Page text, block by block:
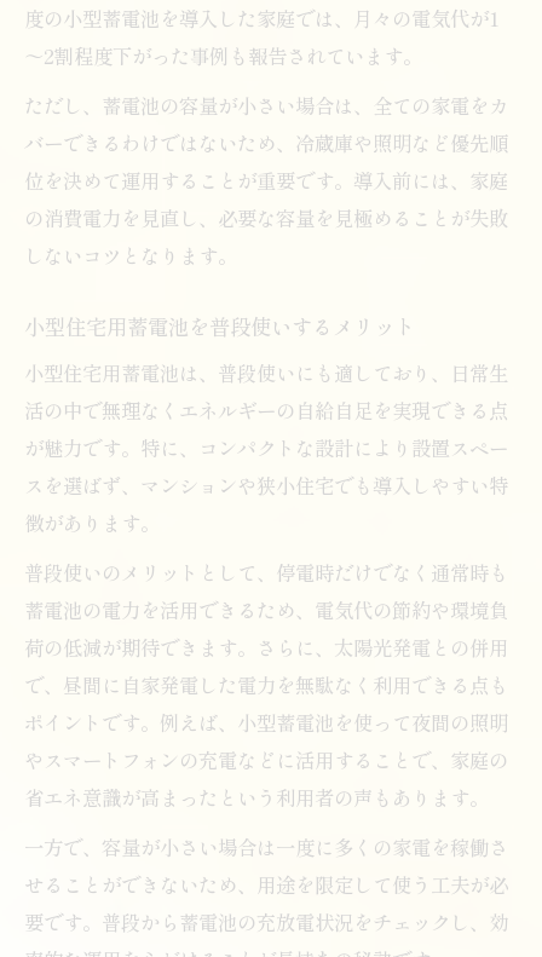
度の小型蓄電池を導入した家庭では、月々の電気代が1
～2割程度下がった事例も報告されています。
ただし、蓄電池の容量が小さい場合は、全ての家電をカ
バーできるわけではないため、冷蔵庫や照明など優先順
位を決めて運用することが重要です。導入前には、家庭
の消費電力を見直し、必要な容量を見極めることが失敗
しないコツとなります。
小型住宅用蓄電池を普段使いするメリット
小型住宅用蓄電池は、普段使いにも適しており、日常生
活の中で無理なくエネルギーの自給自足を実現できる点
が魅力です。特に、コンパクトな設計により設置スペー
スを選ばず、マンションや狭小住宅でも導入しやすい特
徴があります。
普段使いのメリットとして、停電時だけでなく通常時も
蓄電池の電力を活用できるため、電気代の節約や環境負
荷の低減が期待できます。さらに、太陽光発電との併用
で、昼間に自家発電した電力を無駄なく利用できる点も
ポイントです。例えば、小型蓄電池を使って夜間の照明
やスマートフォンの充電などに活用することで、家庭の
省エネ意識が高まったという利用者の声もあります。
一方で、容量が小さい場合は一度に多くの家電を稼働さ
せることができないため、用途を限定して使う工夫が必
要です。普段から蓄電池の充放電状況をチェックし、効